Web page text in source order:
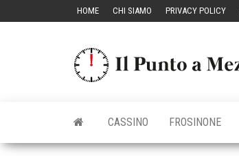
HOME CHI SIAMO PRIVACY POLICY
CASSINO FROSINONE